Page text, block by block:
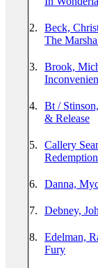
2.
Beck,
The
3.
Brook,
4.
Bt /
& Release
5.
Callery
Redemption
6. Danna,
7. Debney,
8.
Edelman,
Fury